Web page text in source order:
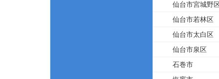
仙台市宮城野
仙台市若林区
仙台市太白区
仙台市泉区
石巻市